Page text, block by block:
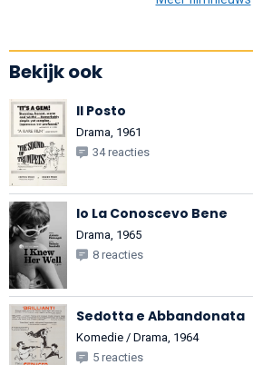
Bekijk ook
Il Posto
Drama, 1961
34 reacties
Io La Conoscevo Bene
Drama, 1965
8 reacties
Sedotta e Abbandonata
Komedie / Drama, 1964
5 reacties